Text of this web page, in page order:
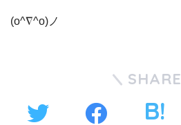
(o^∇^o)ノ
SHARE